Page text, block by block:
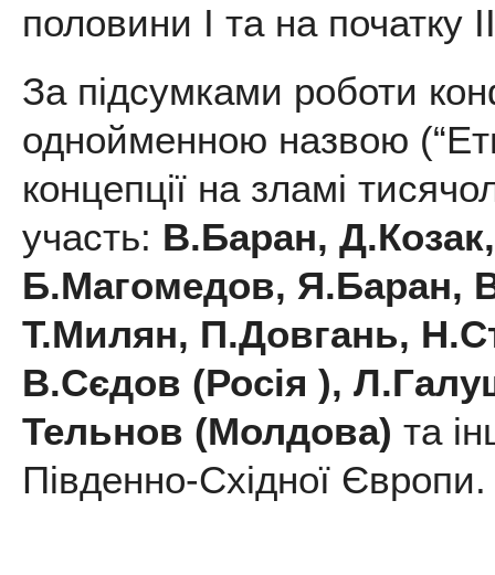
половини І та на початку
За підсумками роботи
однойменною назвою
концепції на зламі
участь: В.Баран,
Б.Магомедов, Я.Баран,
Т.Милян, П.Довгань,
В.Сєдов (Росія ),
Тельнов (Молдова) та
Південно-Східної Європи.